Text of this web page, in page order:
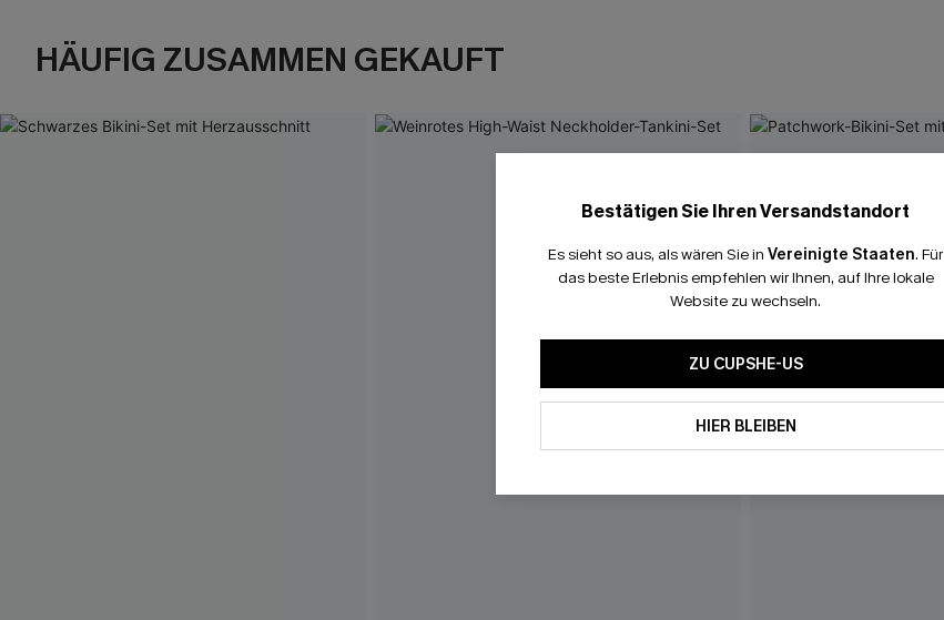
HÄUFIG ZUSAMMEN GEKAUFT
Bestätigen Sie Ihren Versandstandort
Es sieht so aus, als wären Sie in Vereinigte Staaten. Für
das beste Erlebnis empfehlen wir Ihnen, auf Ihre lokale
Website zu wechseln.
ZU CUPSHE-US
HIER BLEIBEN